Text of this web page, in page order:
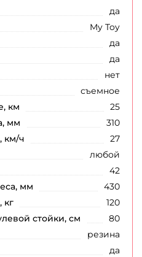
да
My Toy
да
да
нет
съемное
км
25
мм
310
км/ч
27
любой
42
мм
430
кг
120
стойки, см
80
резина
да